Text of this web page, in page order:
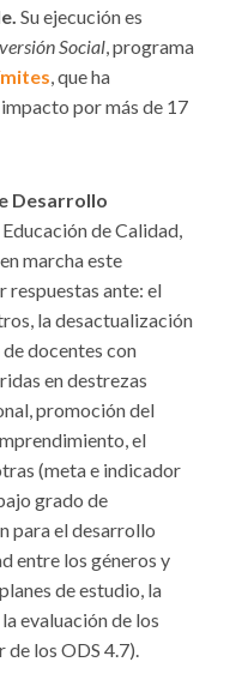
Su ejecución es
Social, programa
, que ha
por más de 17
Desarrollo
de Calidad,
marcha este
ante: el
la desactualización
docentes con
en destrezas
promoción del
el
(meta e indicador
grado de
para el desarrollo
entre los géneros y
de estudio, la
evaluación de los
los ODS 4.7).